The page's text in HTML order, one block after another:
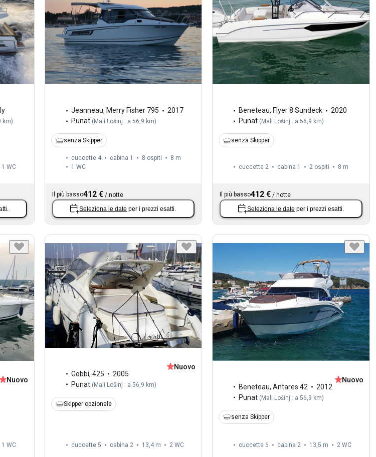
km)
1 WC
Jeanneau, Merry Fisher 795
2017
Punat ( Mali Lošinj : a 56,9 km)
senza Skipper
cuccette 4 cabina 1 8 ospiti
8 m
1 WC
Il più basso412 €/ notte
Seleziona le date per i prezzi esatti.
Beneteau, Flyer 8 Sundeck
2020
Punat ( Mali Lošinj : a 56,9 km)
senza Skipper
cuccette 2 cabina 1 2 ospiti 8 m
Il più basso412 € /notte
Seleziona le date per i prezzi esatti.
Nuovo
1 WC
Gobbi, 425
2005
Punat (Mali Lošinj : a 56,9 km)
Nuovo
Skipper opzionale
cuccette 5 cabina 2 13,4 m 2 WC
Beneteau,Antares 42
2012
Punat (Mali Lošinj : a 56,9 km)
Nuovo
senza Skipper
cuccette 6 cabina 2 13,5 m 2 WC